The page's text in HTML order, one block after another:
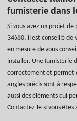
fumisterie dans
Si vous avez un projet de
34680, il est conseillé de
en mesure de vous
installer. Une fumisterie
correctement et permet
angles précis sont à
aussi des éléments qui
Contactez-le si vous êtes